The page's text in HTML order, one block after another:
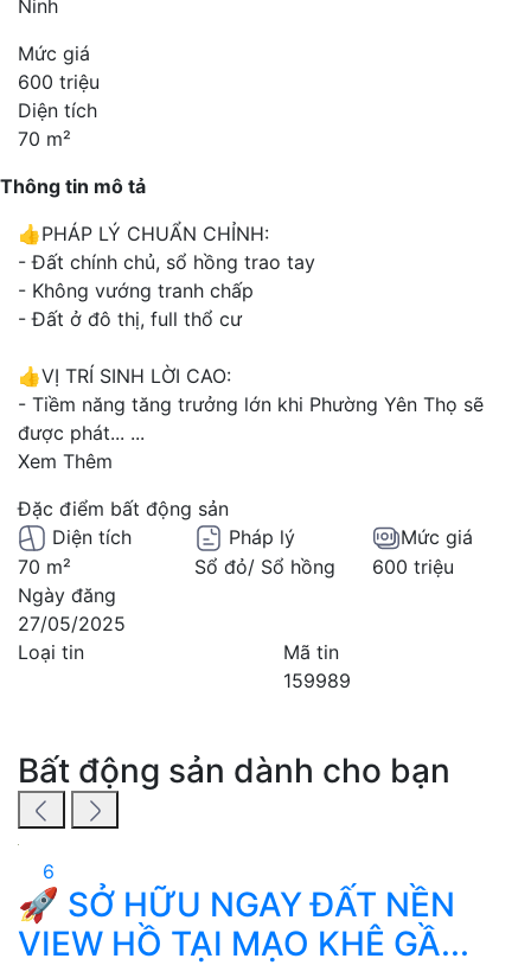
Ninh
Mức giá
600 triệu
Diện tích
70 m²
Thông tin mô tả
👍PHÁP LÝ CHUẨN CHỈNH:
- Đất chính chủ, sổ hồng trao tay
- Không vướng tranh chấp
- Đất ở đô thị, full thổ cư
👍VỊ TRÍ SINH LỜI CAO:
- Tiềm năng tăng trưởng lớn khi Phường Yên Thọ sẽ
được phát... ...
Xem Thêm
Đặc điểm bất động sản
Diện tích
70 m²
Pháp lý
Sổ đỏ/ Sổ hồng
Mức giá
600 triệu
Ngày đăng
27/05/2025
Loại tin
Mã tin
159989
Bất động sản dành cho bạn
6
🚀 SỞ HỮU NGAY ĐẤT NỀN
VIEW HỒ TẠI MẠO KHÊ GẦ...